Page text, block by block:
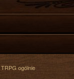
TRPG ogólnie